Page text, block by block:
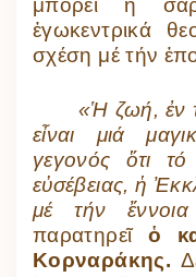
μπορεῖ ἡ
ἐγωκεντρικά
σχέση μέ τήν
«Ἡ ζωή, ἐν
εἶναι μιά
γεγονός ὅτι τό
εὐσέβειας, ἡ
μέ τήν
παρατηρεῖ ὁ
Κορναράκης.